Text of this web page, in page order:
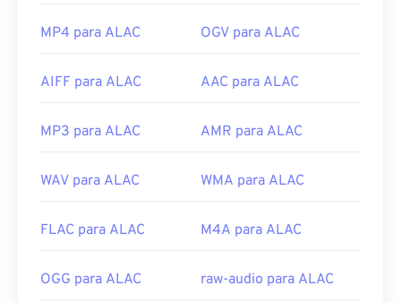
MP4 para ALAC OGV para ALAC
AIFF para ALAC AAC para ALAC
MP3 para ALAC AMR para ALAC
WAV para ALAC WMA para ALAC
FLAC para ALAC M4A para ALAC
OGG para ALAC raw-audio para ALAC